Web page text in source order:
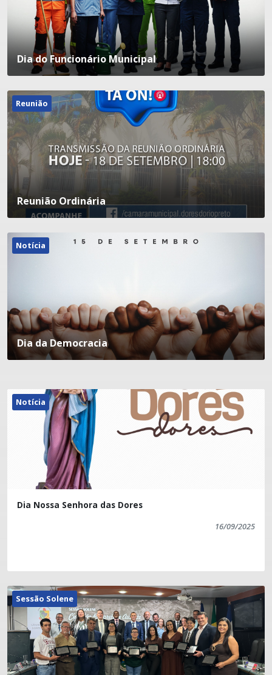
Dia do Funcionário Municipal
Reunião
Reunião Ordinária
Notícia
Dia da Democracia
Notícia
Dia Nossa Senhora das Dores
16/09/2025
Sessão Solene